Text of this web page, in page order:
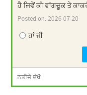
ਹੈ ਜਿਵੇਂ ਕੀ ਵਾਂਗਚੂਕ ਤੇ
Posted on:2026-07-20
ਹਾਂ ਜੀ
ਨਤੀਜੇ ਦੇਖੋ